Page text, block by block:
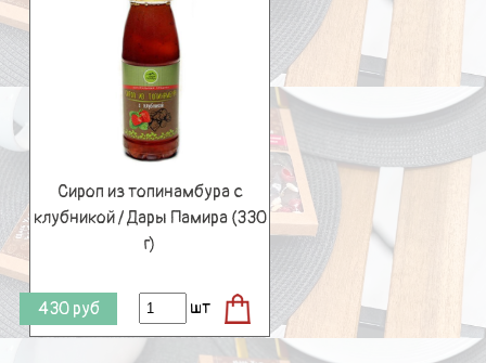
Сироп из топинамбура с
клубникой / Дары Памира (330
г)
430 руб шт